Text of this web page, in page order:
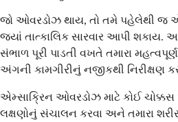
જો ઓવરડોઝ થાય, તો તમે પહેલેથી જ
જ્યાં તાત્કાલિક સારવાર આપી શકાય.
સંભાળ પૂરી પાડતી વખતે તમારા
અંગની કામગીરીનું નજીકથી નિરીક્ષણ
એમ્સાક્રિન ઓવરડોઝ માટે કોઈ ચોક્કસ
લક્ષણોનું સંચાલન કરવા અને તમારા